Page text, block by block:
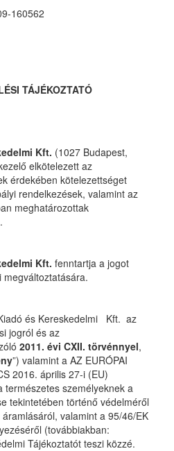
160562
TÁJÉKOZTATÓ
Kft. (1027 Budapest,
elkötelezett az
érdekében kötelezettséget
rendelkezések, valamint az
meghatározottak
Kft. fenntartja a jogot
és Kereskedelmi Kft. az
jogról és az
2011. évi CXII. törvénnyel,
”) valamint a AZ EURÓPAI
2016. április 27-i (EU)
természetes személyeknek a
tekintetében történő védelméről
valamint a 95/46/EK
(továbbiakban:
Tájékoztatót teszi közzé.